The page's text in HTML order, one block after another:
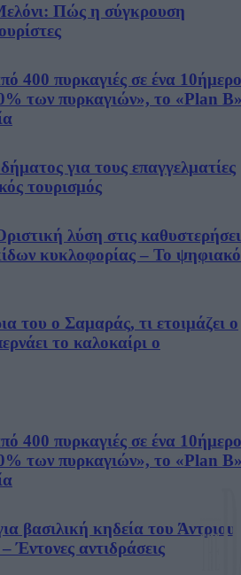
Πώς η σύγκρουση
400 πυρκαγιές σε ένα 10ήμερο
των πυρκαγιών», το «Plan
για τους επαγγελματίες
τουρισμός
λύση στις
κυκλοφορίας – Το ψηφιακό
του ο Σαμαράς, τι ετοιμάζει ο
το καλοκαίρι ο
400 πυρκαγιές σε ένα 10ήμερο
των πυρκαγιών», το «Plan
βασιλική κηδεία του Άντριου
Έντονες αντιδράσεις